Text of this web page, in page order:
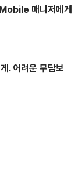
매니저에게
. 어려운 무담보